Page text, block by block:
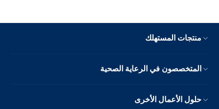
منتجات المستهلك
المتخصصون في الرعاية الصحية
حلول الأعمال الأخرى